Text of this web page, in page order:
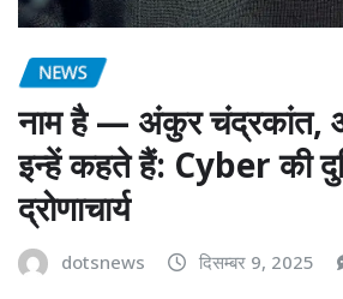
NEWS
नाम है — अंकुर चंद्रकांत,
इन्हें कहते हैं: Cyber की
द्रोणाचार्य
dotsnews दिसम्बर 9, 2025